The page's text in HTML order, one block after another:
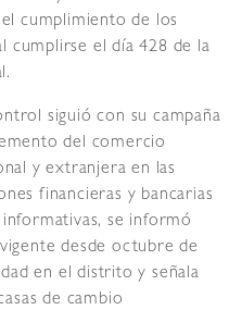
cumplimiento de los
cumplirse el día 428 de la
siguió con su campaña
del comercio
y extranjera en las
financieras y bancarias
se informó
desde octubre de
en el distrito y señala
de cambio